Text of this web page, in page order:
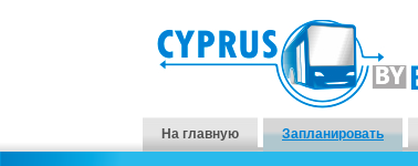
На главную Запланировать